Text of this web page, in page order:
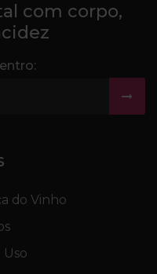
com corpo,
do Vinho
Uso